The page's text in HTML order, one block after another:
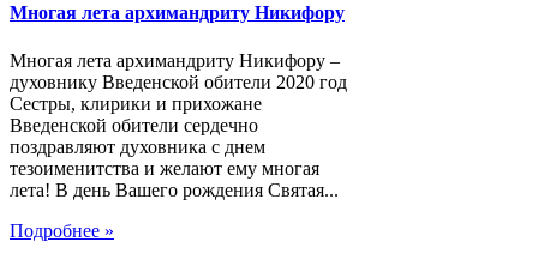
Многая лета архимандриту Никифору
Многая лета архимандриту Никифору –
духовнику Введенской обители 2020 год
Сестры, клирики и прихожане
Введенской обители сердечно
поздравляют духовника с днем
тезоименитства и желают ему многая
лета! В день Вашего рождения Святая...
Подробнее »